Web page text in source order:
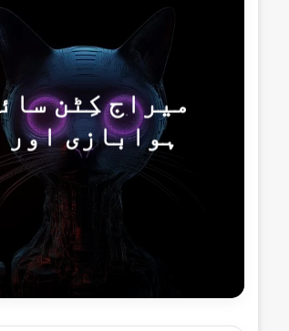
میراج کِٹن
ہوابازی